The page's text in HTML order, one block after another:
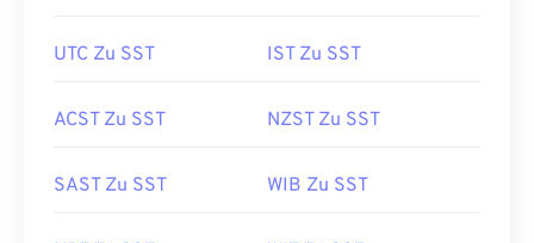
UTC Zu SST IST Zu SST
ACST Zu SST NZST Zu SST
SAST Zu SST WIB Zu SST